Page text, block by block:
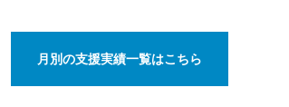
月別の支援実績一覧はこちら